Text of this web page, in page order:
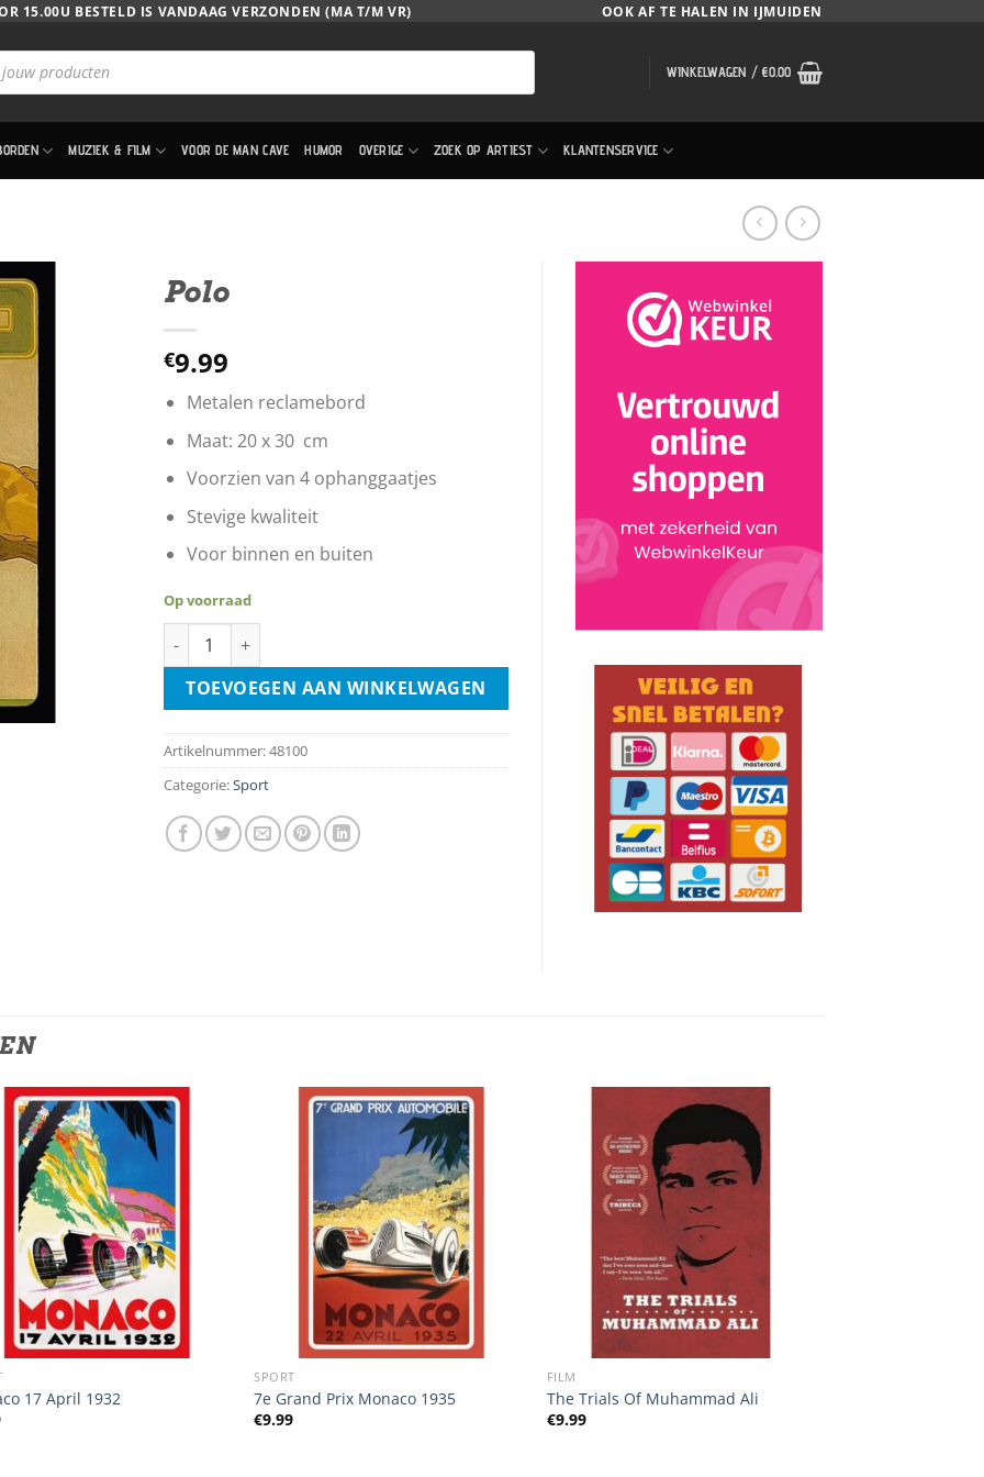
15.00U BESTELD IS VANDAAG VERZONDEN (MA T/M VR) OOK AF TE HALEN IN IJMUIDEN
WINKELWAGEN /€0.00
MUZIEK & FILM VOOR DE MAN CAVE HUMOR OVERIGE ZOEK OP ARTIEST KLANTENSERVICE
Polo
€9.99
Metalen reclamebord
Maat: 20 x 30 cm
Voorzien van 4 ophanggaatjes
Stevige kwaliteit
Voor binnen en buiten
Op voorraad
Polo aantal
TOEVOEGEN AAN WINKELWAGEN
Artikelnummer:48100
Categorie:Sport
17 April 1932
SPORT
7e Grand Prix Monaco 1935
€9.99
FILM
The Trials Of Muhammad Ali
€9.99